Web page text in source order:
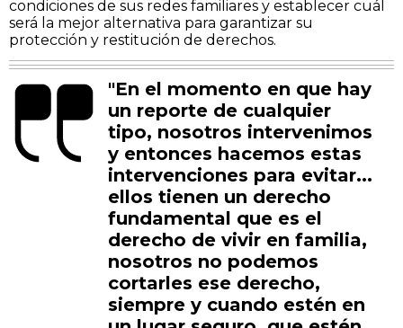
condiciones de sus redes familiares y establecer cuál
será la mejor alternativa para garantizar su
protección y restitución de derechos.
"En el momento en que hay
un reporte de cualquier
tipo, nosotros intervenimos
y entonces hacemos estas
intervenciones para evitar...
ellos tienen un derecho
fundamental que es el
derecho de vivir en familia,
nosotros no podemos
cortarles ese derecho,
siempre y cuando estén en